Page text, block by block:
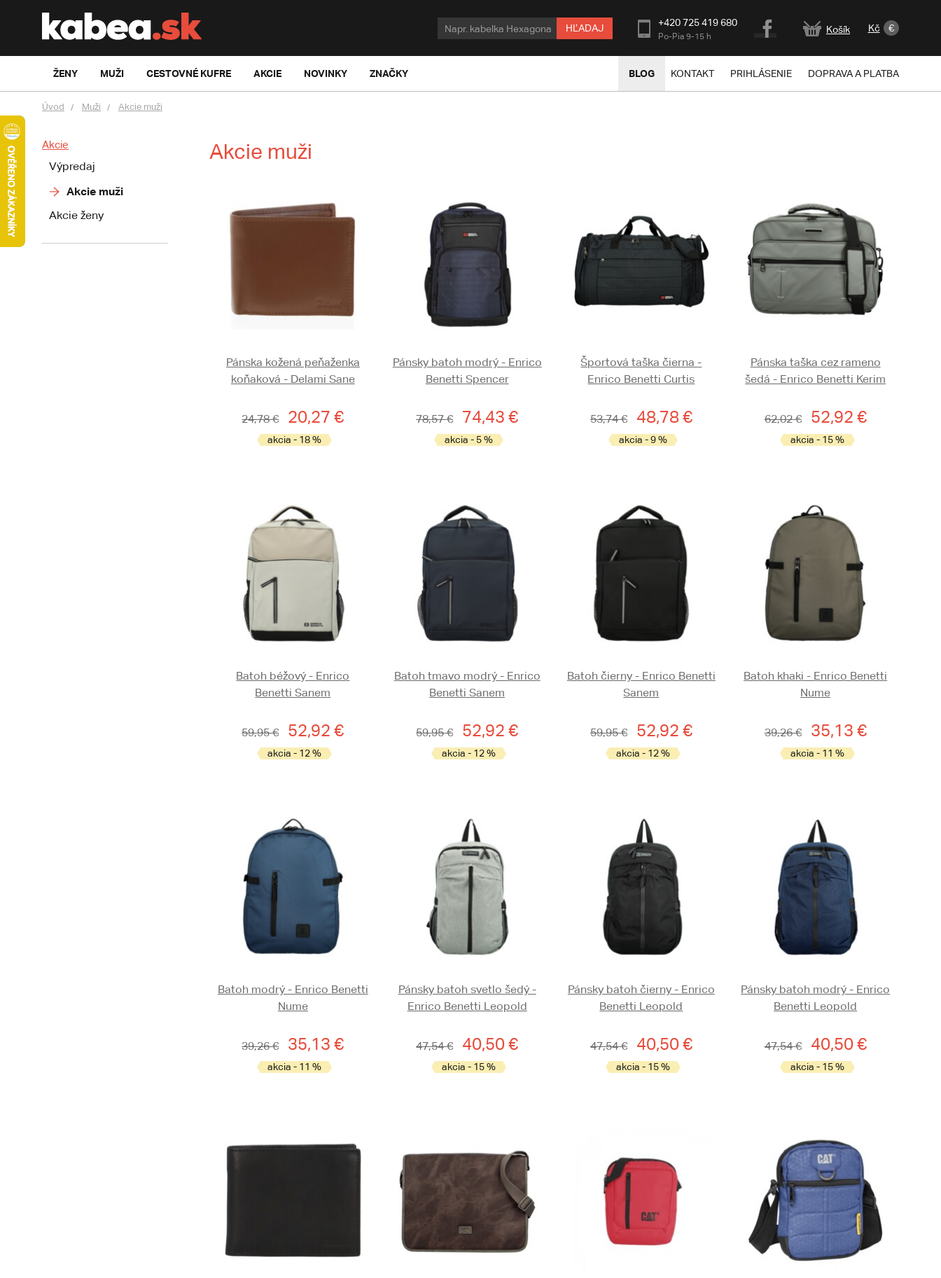
HĽADAJ +420 725 419 680
Po-Pia 9-15 h
Košík Kč €
ŽENY MUŽI CESTOVNÉ KUFRE AKCIE NOVINKY ZNAČKY BLOG KONTAKT PRIHLÁSENIE DOPRAVA A PLATBA
Úvod Muži Akcie muži
Akcie
Výpredaj
Akcie muži
Akcie ženy
Akcie muži
Pánska kožená peňaženka
koňaková - Delami Sane
24,78 € 20,27 €
akcia - 18 %
Pánsky batoh modrý - Enrico
Benetti Spencer
78,57 € 74,43 €
akcia - 5 %
Športová taška čierna -
Enrico Benetti Curtis
53,74 € 48,78 €
akcia - 9 %
Pánska taška cez rameno
šedá - Enrico Benetti Kerim
62,02 € 52,92 €
akcia - 15 %
Batoh béžový - Enrico
Benetti Sanem
59,95 € 52,92 €
akcia - 12 %
Batoh tmavo modrý - Enrico
Benetti Sanem
59,95 € 52,92 €
akcia - 12 %
Batoh čierny - Enrico Benetti
Sanem
59,95 € 52,92 €
akcia - 12 %
Batoh khaki - Enrico Benetti
Nume
39,26 € 35,13 €
akcia - 11 %
Batoh modrý - Enrico Benetti
Nume
39,26 € 35,13 €
akcia - 11 %
Pánsky batoh svetlo šedý -
Enrico Benetti Leopold
47,54 € 40,50 €
akcia - 15 %
Pánsky batoh čierny - Enrico
Benetti Leopold
47,54 € 40,50 €
akcia - 15 %
Pánsky batoh modrý - Enrico
Benetti Leopold
47,54 € 40,50 €
akcia - 15 %